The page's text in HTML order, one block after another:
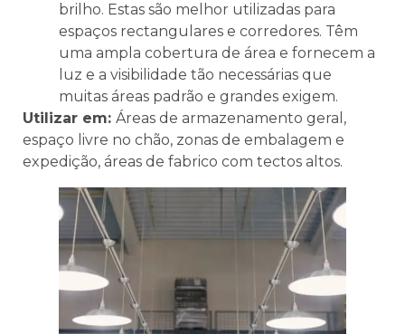
brilho. Estas são melhor utilizadas para
espaços rectangulares e corredores. Têm
uma ampla cobertura de área e fornecem a
luz e a visibilidade tão necessárias que
muitas áreas padrão e grandes exigem.
Utilizar em: Áreas de armazenamento geral,
espaço livre no chão, zonas de embalagem e
expedição, áreas de fabrico com tectos altos.